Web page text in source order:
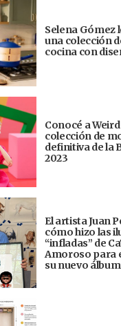
Selena Gómez
una colección
cocina con
Conocé a
colección de
definitiva de la
2023
El artista Juan
cómo hizo las
“infladas” de
Amoroso para
su nuevo álbum